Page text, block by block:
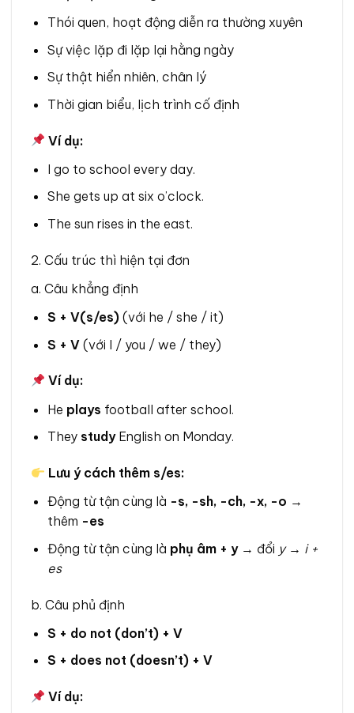
Thói quen, hoạt động diễn ra thường xuyên
Sự việc lặp đi lặp lại hằng ngày
Sự thật hiển nhiên, chân lý
Thời gian biểu, lịch trình cố định
Ví dụ:
I go to school every day.
She gets up at six o’clock.
The sun rises in the east.
2. Cấu trúc thì hiện tại đơn
a. Câu khẳng định
S + V(s/es)(với he / she / it)
S + V(với I / you / we / they)
Ví dụ:
He plays football after school.
They studyEnglish on Monday.
Lưu ý cách thêm s/es:
Động từ tận cùng là -s, -sh, -ch, -x, -o →
thêm -es
Động từ tận cùng là phụ âm + y→ đổi y → i +
es
b. Câu phủ định
S + do not (don’t) + V
S + does not (doesn’t) + V
Ví dụ: